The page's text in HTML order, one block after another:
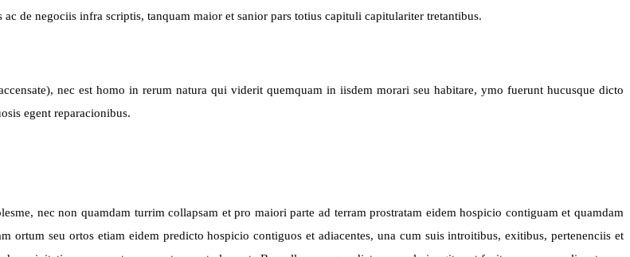
de negociis infra scriptis, tanquam maior et sanior pars totius capituli capitulariter tretantibus.
nec est homo in rerum natura qui viderit quemquam in iisdem morari seu habitare, ymo fuerunt hucusque dicto
egent reparacionibus.
nec non quamdam turrim collapsam et pro maiori parte ad terram prostratam eidem hospicio contiguam et quamdam
ortum seu ortos etiam eidem predicto hospicio contiguos et adiacentes, una cum suis introitibus, exitibus, pertenenciis et